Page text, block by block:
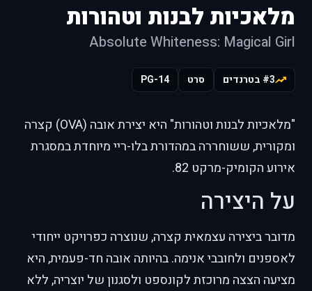
מלאכיות לבנות וטהורות
Absolute Whiteness: Magical Girl
#3 בטרנדים סרט PG-14
"מלאכיות לבנות וטהורות" היא יצירת אובה (OVA) קצרה
ומקורית, ששוחררה במהדורת בלו-ריי מיוחדת במסגרת
אירוע הקומיק-מרקט 82.
על היצירה
מדובר ביצירה עצמאית קצרה, שנוצרה כפרויקט ייחודי
לאספנים ולחובבי אנימה. בהיותה אובה חד-פעמית, היא
מציעה הצצה מרוכזת לקונספט ולסגנון של יוצריה, ללא